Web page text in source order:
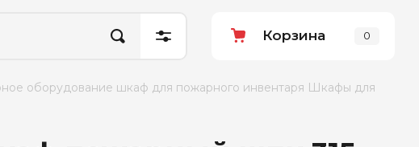
Корзина 0
оборудование шкаф для пожарного инвентаря Шкафы для